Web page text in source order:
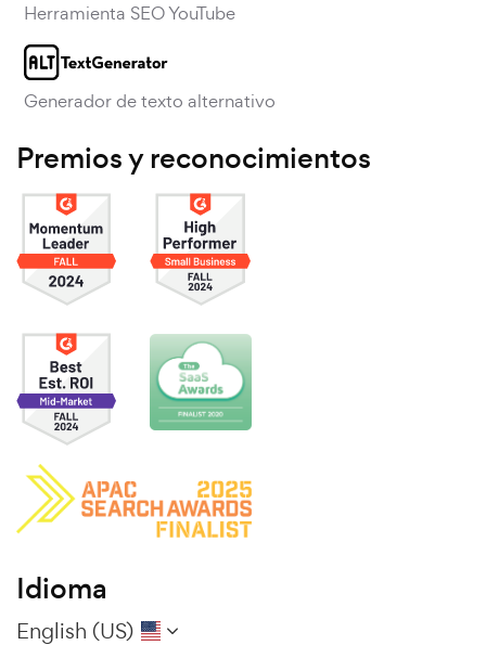
Herramienta SEO YouTube
Generador de texto alternativo
Premios y reconocimientos
Idioma
English (US)